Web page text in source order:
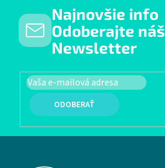
Najnovšie info
Odoberajte náš
Newsletter
PRIHLÁSIŤ SA